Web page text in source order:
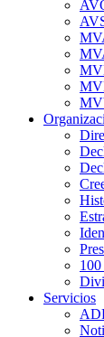
Servicios